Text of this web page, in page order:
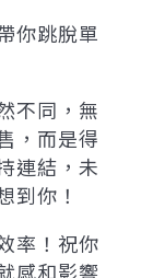
你跳脫單
不同，無
，而是得
連結，未
到你！
率！祝你
感和影響